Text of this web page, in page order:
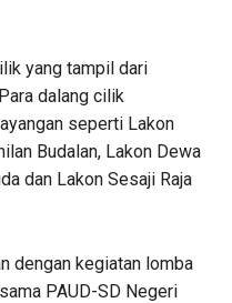
yang tampil dari
dalang cilik
seperti Lakon
Budalan, Lakon Dewa
dan Lakon Sesaji Raja
dengan kegiatan lomba
PAUD-SD Negeri